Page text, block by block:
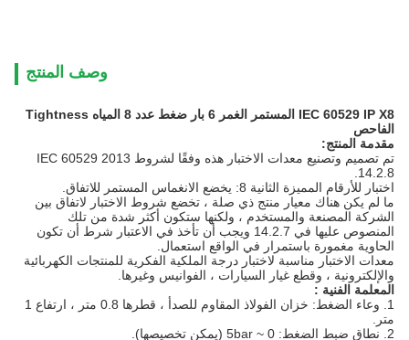
وصف المنتج
IEC 60529 IP X8 المستمر الغمر 6 بار ضغط عدد 8 المياه Tightness
الفاحص
مقدمة المنتج:
تم تصميم وتصنيع معدات الاختبار هذه وفقًا لشروط IEC 60529 2013
14.2.8.
اختبار للأرقام المميزة الثانية 8: يخضع الانغماس المستمر للاتفاق.
ما لم يكن هناك معيار منتج ذي صلة ، تخضع شروط الاختبار لاتفاق بين
الشركة المصنعة والمستخدم ، ولكنها ستكون أكثر شدة من تلك
المنصوص عليها في 14.2.7 ويجب أن تأخذ في الاعتبار شرط أن تكون
الحاوية مغمورة باستمرار في الواقع استعمال.
معدات الاختبار مناسبة لاختبار درجة الملكية الفكرية للمنتجات الكهربائية
والإلكترونية ، وقطع غيار السيارات ، الفوانيس وغيرها.
المعلمة الفنية :
1. وعاء الضغط: خزان الفولاذ المقاوم للصدأ ، قطرها 0.8 متر ، ارتفاع 1
متر.